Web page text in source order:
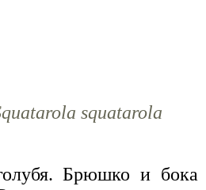
squatarola
Брюшко и бока